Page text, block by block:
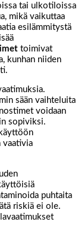
tai ulkotiloissa
mikä vaikuttaa
esilämmitystä
toimivat
kunhan niiden
sään vaihteluita
voidaan
sopiviksi.
vaativia
puhtaita
riskiä ei ole.